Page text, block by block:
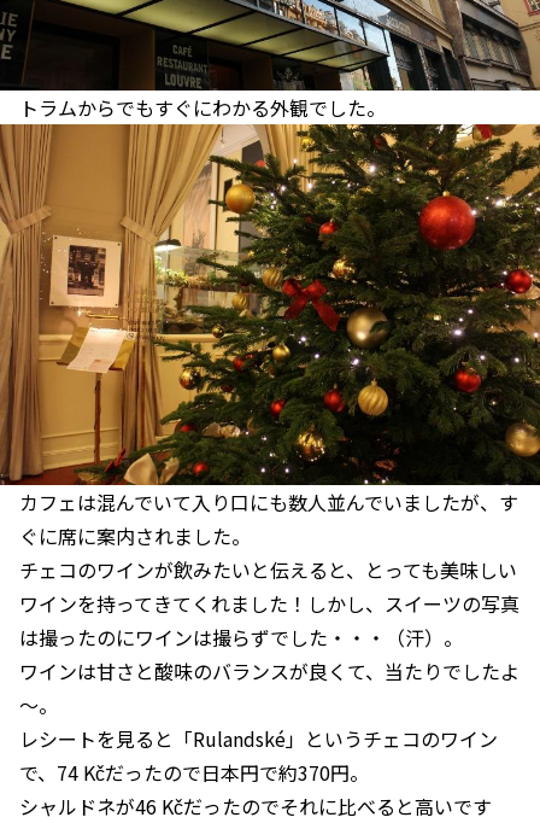
トラムからでもすぐにわかる外観でした。
カフェは混んでいて入り口にも数人並んでいましたが、す
ぐに席に案内されました。
チェコのワインが飲みたいと伝えると、とっても美味しい
ワインを持ってきてくれました！しかし、スイーツの写真
は撮ったのにワインは撮らずでした・・・（汗）。
ワインは甘さと酸味のバランスが良くて、当たりでしたよ
～。
レシートを見ると「Rulandské」というチェコのワイン
で、74 Kčだったので日本円で約370円。
シャルドネが46 Kčだったのでそれに比べると高いです